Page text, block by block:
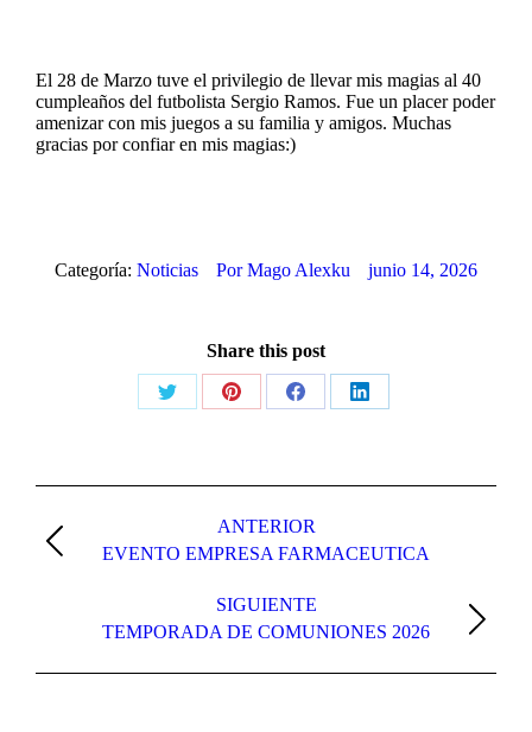
El 28 de Marzo tuve el privilegio de llevar mis magias al 40
cumpleaños del futbolista Sergio Ramos. Fue un placer poder
amenizar con mis juegos a su familia y amigos. Muchas
gracias por confiar en mis magias:)
Categoría: Noticias PorMago Alexku junio 14, 2026
Share this post
Share
Share
Share
Share
entre
publicaciones
ANTERIOR
Publicación
EVENTO EMPRESA FARMACEUTICA
SIGUIENTE
Publicación
TEMPORADA DE COMUNIONES 2026